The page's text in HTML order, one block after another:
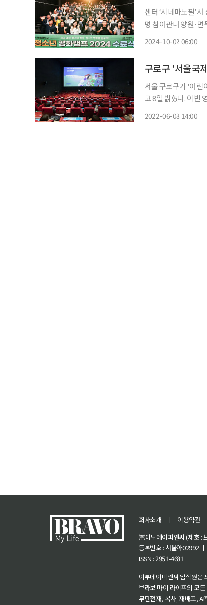
센터 ‘시네마노필’
명 참여관내 양원·면목미디어센터 운영 미래에
2024-10-02 06:00
구로구 '서울국
서울 구로구가 '어린
고 8일 밝혔다. 이번 영화제 공모에는 108개국 2253편의 작품이 출품됐다. 출품작 중 예심을
2022-06-08 14:00
회사소개 ㅣ 이용약관
㈜이투데이피엔씨 (제호 :
등록번호 : 서울아02992
ISSN : 2951-4681
이투데이피엔씨 임직원은
브라보 마이 라이프의 모
무단전재, 복사, 재배포, AI